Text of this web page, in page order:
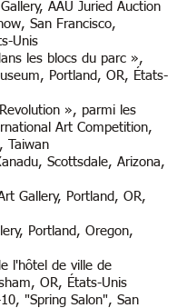
AAU Juried Auction
San Francisco,
Unis
les blocs du parc »,
Portland, OR, États-
», parmi les
Art Competition,
Taiwan
Scottsdale, Arizona,
Gallery, Portland, OR,
Portland, Oregon,
l'hôtel de ville de
OR, États-Unis
"Spring Salon", San